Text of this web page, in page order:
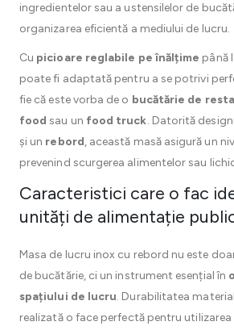
ingredientelor sau a ustensilelor de
organizarea eficientă a mediului de lucru.
Cu picioare reglabile pe înălțime până
poate fi adaptată pentru a se potrivi
fie că este vorba de o bucătărie de
food sau un food truck. Datorită
și un rebord, această masă asigură un
prevenind scurgerea alimentelor sau
Caracteristici care o fac
unități de alimentație
Masa de lucru inox cu rebord nu este
de bucătărie, ci un instrument esențial în
spațiului de lucru. Durabilitatea
realizată o face perfectă pentru